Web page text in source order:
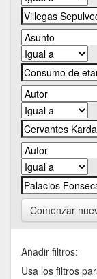
Comenzar
Añadir filtros:
Usa los filtros